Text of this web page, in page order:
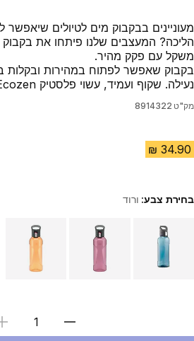
מעוניינים בבקבוק מים לטיולים
הליכה? המעצבים שלנו פיתחו את
משקל עם פקק מהיר.
בקבוק שאפשר לפתוח במהירות ובקלות
נעילה. שקוף ועמיד, עשוי פלסטיק Ecozen® (‏0.8 ליטר).
מק"ט 8914322
בחירת צבע: ורוד
Choose a variant
בחירת